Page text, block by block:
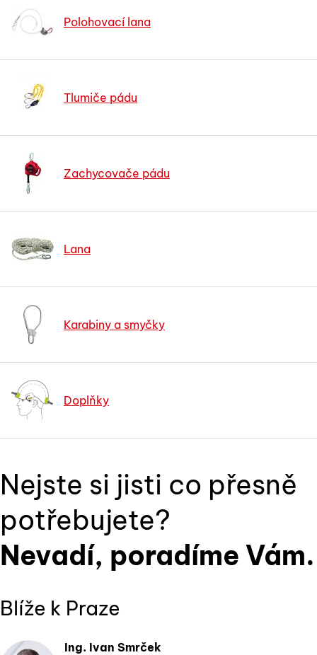
Polohovací lana
Tlumiče pádu
Zachycovače pádu
Lana
Karabiny a smyčky
Doplňky
Nejste si jisti co přesně
potřebujete?
Nevadí, poradíme Vám.
Blíže k Praze
Ing. Ivan Smrček